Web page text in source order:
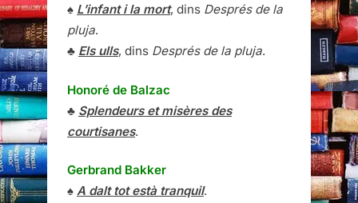
♠ L’infant i la mort, dins Després de la
pluja.
♣ Els ulls, dins Després de la pluja.
Honoré de Balzac
♣ Splendeurs et misères des
courtisanes.
Gerbrand Bakker
♠ A dalt tot està tranquil.